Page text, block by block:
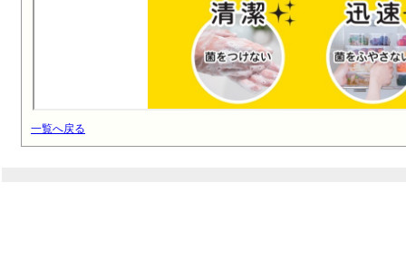
一覧へ戻る